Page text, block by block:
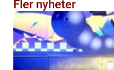
Fler nyheter